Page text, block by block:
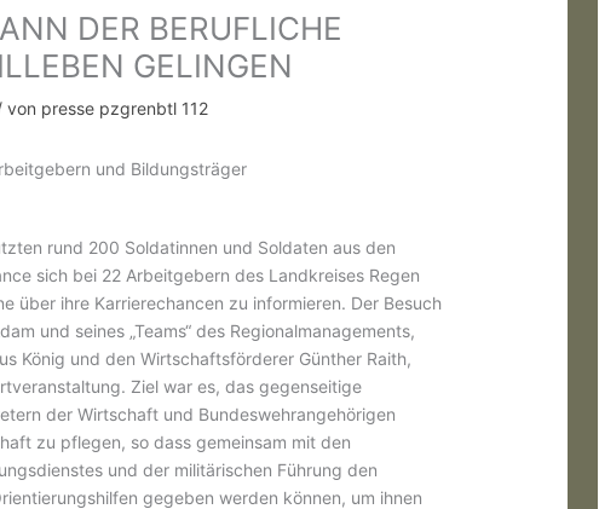
DER BERUFLICHE
GELINGEN
von presse pzgrenbtl 112
und Bildungsträger
rund 200 Soldatinnen und Soldaten aus den
sich bei 22 Arbeitgebern des Landkreises Regen
über ihre Karrierechancen zu informieren. Der Besuch
und seines „Teams“ des Regionalmanagements,
König und den Wirtschaftsförderer Günther Raith,
Ziel war es, das gegenseitige
der Wirtschaft und Bundeswehrangehörigen
zu pflegen, so dass gemeinsam mit den
und der militärischen Führung den
gegeben werden können, um ihnen